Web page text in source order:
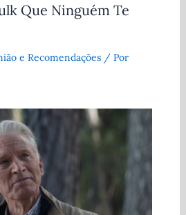
Que Ninguém Te
e Recomendações/ Por